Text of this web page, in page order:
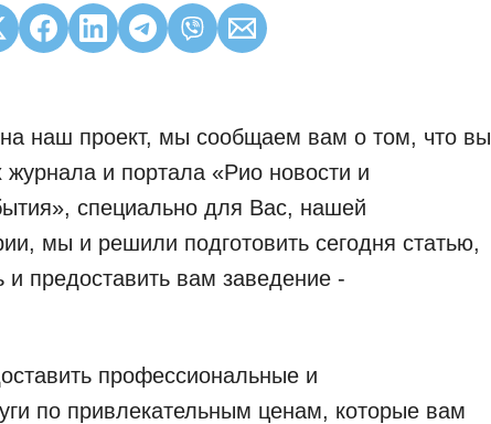
наш проект, мы сообщаем вам о том, что вы
журнала и портала «Рио новости и
специально для Вас, нашей
мы и решили подготовить сегодня статью,
предоставить вам заведение -
профессиональные и
по привлекательным ценам, которые вам